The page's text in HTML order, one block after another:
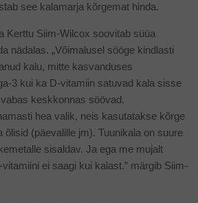
see kalamarja kõrgemat hinda.
Kerttu Siim-Wilcox soovitab süüa
nädalas. „Võimalusel sööge kindlasti
kalu, mitte kasvanduses
3 kui ka D-vitamiin satuvad kala sisse
keskkonnas söövad.
hea valik, neis kasutatakse kõrge
õlisid (päevalille jm). Tuunikala on suure
sisaldav. Ja ega me mujalt
ei saagi kui kalast.” märgib Siim-